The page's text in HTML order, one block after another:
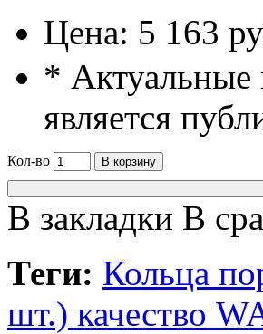
Цена: 5 163
* Актуальные
является
Кол-во
В корзину
В закладки В
Теги: Кольца
шт.) качество